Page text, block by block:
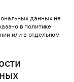
данных не
в политике
или в отдельном